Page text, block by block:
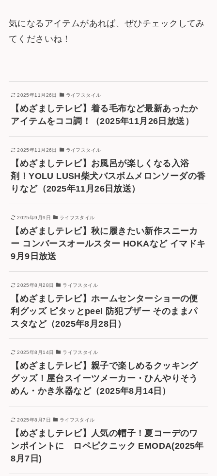
気になるアイテムがあれば、ぜひチェックしてみ
てくださいね！
2025年11月26日 ライフスタイル
【めざましテレビ】着る毛布など最新あったか
アイテムをココ調！（2025年11月26日放送）
2025年11月26日 ライフスタイル
【めざましテレビ】お風呂が楽しくなる入浴
剤！YOLU LUSH柴犬バスボムメロンソーダの香
りなど（2025年11月26日放送）
2025年9月9日 ライフスタイル
【めざましテレビ】秋に履きたい新作スニーカ
ー コンバースオールスター HOKAなど イマドキ
9月9日放送
2025年8月28日 ライフスタイル
【めざましテレビ】ホームセンターショーの便
利グッズ ピタッとpeel 防犯ブザー そのままパ
スタなど（2025年8月28日）
2025年8月14日 ライフスタイル
【めざましテレビ】親子で楽しめるクッキング
グッズ！屋台スイーツメーカー・ひんやりそう
めん・かき氷器など（2025年8月14日）
2025年8月7日 ライフスタイル
【めざましテレビ】人気の帽子！夏コーデのワ
ンポイントに ロペピクニック EMODA(2025年
8月7日)